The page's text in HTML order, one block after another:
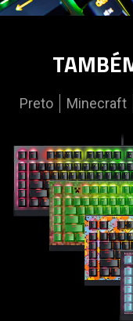
Preto Minecraft